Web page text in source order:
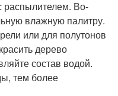
распылителем. Во-
влажную палитру.
или для полутонов
дерево
состав водой.
тем более